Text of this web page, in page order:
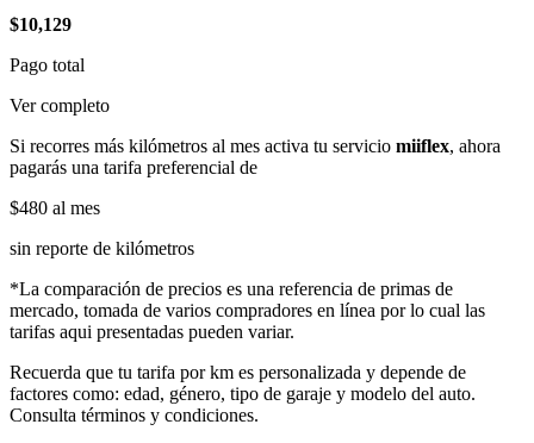
$10,129
Pago total
Ver completo
Si recorres más kilómetros al mes activa tu servicio miiflex, ahora
pagarás una tarifa preferencial de
$480 al mes
sin reporte de kilómetros
*La comparación de precios es una referencia de primas de
mercado, tomada de varios compradores en línea por lo cual las
tarifas aqui presentadas pueden variar.
Recuerda que tu tarifa por km es personalizada y depende de
factores como: edad, género, tipo de garaje y modelo del auto.
Consulta términos y condiciones.